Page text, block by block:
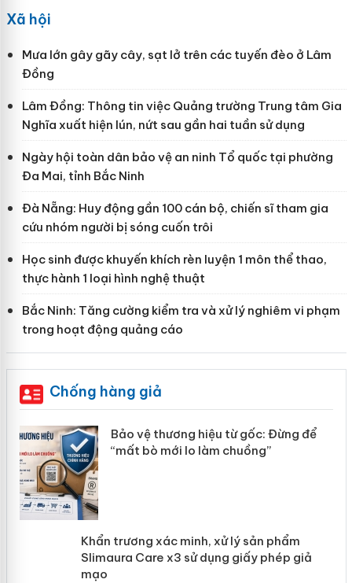
Xã hội
Mưa lớn gây gãy cây, sạt lở trên các tuyến đèo ở Lâm
Đồng
Lâm Đồng: Thông tin việc Quảng trường Trung tâm Gia
Nghĩa xuất hiện lún, nứt sau gần hai tuần sử dụng
Ngày hội toàn dân bảo vệ an ninh Tổ quốc tại phường
Đa Mai, tỉnh Bắc Ninh
Đà Nẵng: Huy động gần 100 cán bộ, chiến sĩ tham gia
cứu nhóm người bị sóng cuốn trôi
Học sinh được khuyến khích rèn luyện 1 môn thể thao,
thực hành 1 loại hình nghệ thuật
Bắc Ninh: Tăng cường kiểm tra và xử lý nghiêm vi phạm
trong hoạt động quảng cáo
Chống hàng giả
Bảo vệ thương hiệu từ gốc: Đừng để
“mất bò mới lo làm chuồng”
Khẩn trương xác minh, xử lý sản phẩm
Slimaura Care x3 sử dụng giấy phép